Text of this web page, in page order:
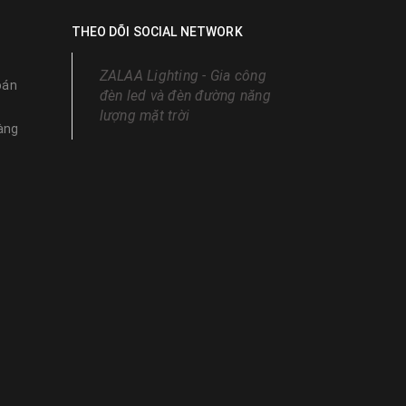
THEO DÕI SOCIAL NETWORK
ZALAA Lighting - Gia công
đèn led và đèn đường năng
lượng mặt trời